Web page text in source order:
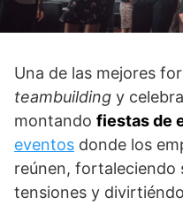
Una de las mejores
teambuilding y
montando fiestas de
eventos donde los
reúnen, fortaleciendo
tensiones y